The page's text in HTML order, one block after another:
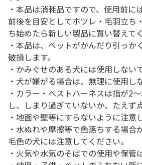
・本品は消耗品ですので、使用前に
前後を目安としてホツレ・毛羽立ち
ち始めたら新しい製品に買い替えて
・本品は、ペットがかんだり引っか
破損します。
・かみぐせのある犬には使用しない
・犬が嫌がる場合は、無理に使用し
・カラー・ベストハーネスは指が2
し、しまり過ぎていないか、たえず
・地面や壁等にすらないように注意
・水ぬれや摩擦等で色落ちする場合
毛色の犬には注意してください。
・火気や水気のそばでの使用や保管